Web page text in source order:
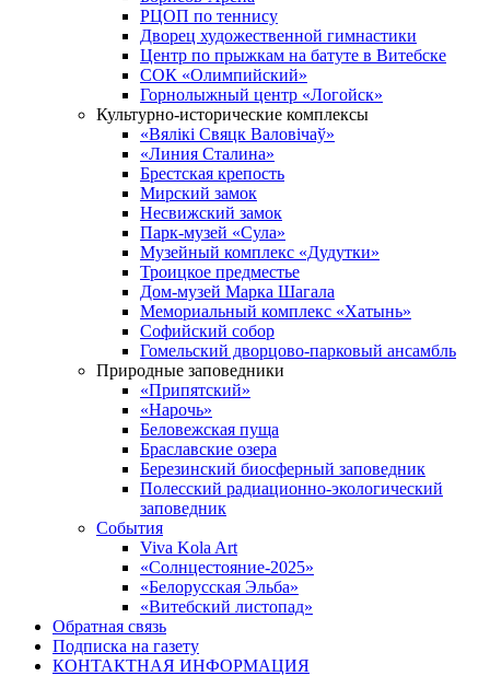
РЦОП по теннису
Дворец художественной гимнастики
Центр по прыжкам на батуте в Витебске
СОК «Олимпийский»
Горнолыжный центр «Логойск»
Культурно-исторические комплексы
«Вялікі Свяцк Валовічаў»
«Линия Сталина»
Брестская крепость
Мирский замок
Несвижский замок
Парк-музей «Сула»
Музейный комплекс «Дудутки»
Троицкое предместье
Дом-музей Марка Шагала
Мемориальный комплекс «Хатынь»
Софийский собор
Гомельский дворцово-парковый ансамбль
Природные заповедники
«Припятский»
«Нарочь»
Беловежская пуща
Браславские озера
Березинский биосферный заповедник
Полесский радиационно-экологический
заповедник
События
Viva Kola Art
«Солнцестояние-2025»
«Белорусская Эльба»
«Витебский листопад»
Обратная связь
Подписка на газету
КОНТАКТНАЯ ИНФОРМАЦИЯ